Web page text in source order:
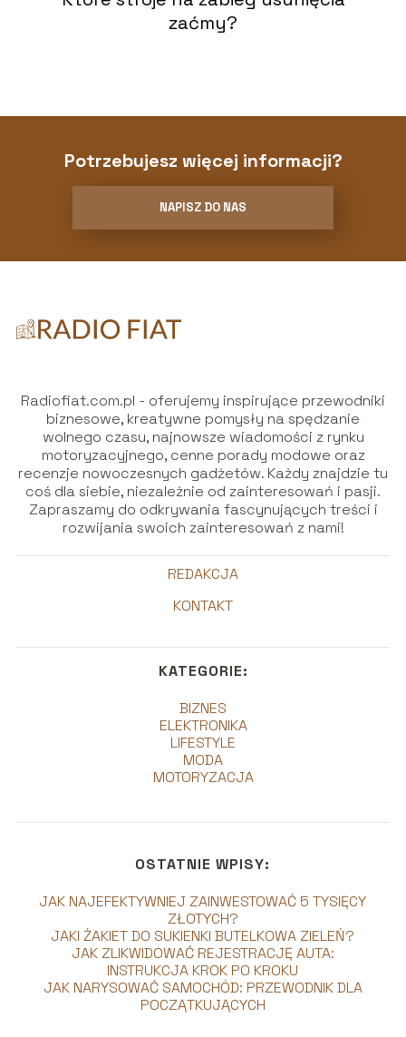
zaćmy?
Potrzebujesz więcej informacji?
NAPISZ DO NAS
Radiofiat.com.pl - oferujemy inspirujące przewodniki
biznesowe, kreatywne pomysły na spędzanie
wolnego czasu, najnowsze wiadomości z rynku
motoryzacyjnego, cenne porady modowe oraz
recenzje nowoczesnych gadżetów. Każdy znajdzie tu
coś dla siebie, niezależnie od zainteresowań i pasji.
Zapraszamy do odkrywania fascynujących treści i
rozwijania swoich zainteresowań z nami!
REDAKCJA
KONTAKT
KATEGORIE:
BIZNES
ELEKTRONIKA
LIFESTYLE
MODA
MOTORYZACJA
OSTATNIE WPISY:
JAK NAJEFEKTYWNIEJ ZAINWESTOWAĆ 5 TYSIĘCY
ZŁOTYCH?
JAKI ŻAKIET DO SUKIENKI BUTELKOWA ZIELEŃ?
JAK ZLIKWIDOWAĆ REJESTRACJĘ AUTA:
INSTRUKCJA KROK PO KROKU
JAK NARYSOWAĆ SAMOCHÓD: PRZEWODNIK DLA
POCZĄTKUJĄCYCH